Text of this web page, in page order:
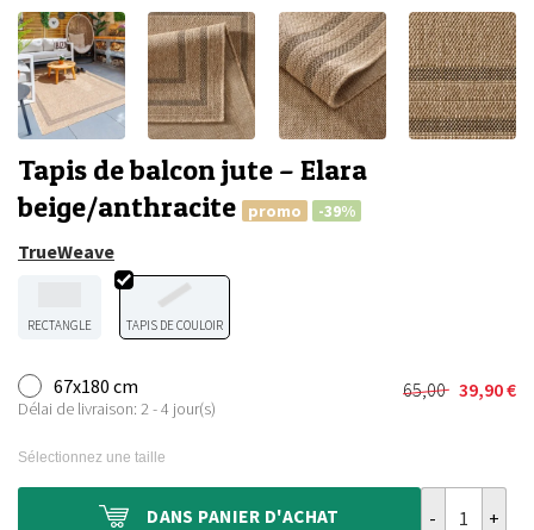
Tapis de balcon jute – Elara
beige/anthracite
promo -39%
TrueWeave
RECTANGLE TAPIS DE COULOIR
67x180 cm
Délai de livraison: 2 - 4 jour(s)
65,00
Le
65,00 €.
39,90€
Le
39,90 €.
Sélectionnez une taille
DANS PANIER D'ACHAT